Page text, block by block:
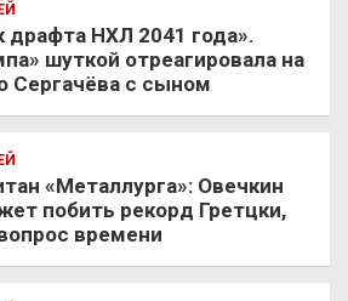
драфта НХЛ 2041 года».
шуткой отреагировала на
Сергачёва с сыном
«Металлурга»: Овечкин
побить рекорд Гретцки,
времени